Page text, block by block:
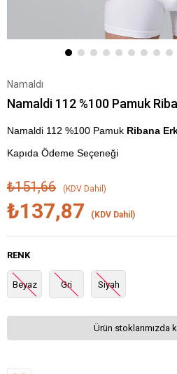
Namaldı
Namaldi 112 %100 Pamuk
Namaldi 112 %100 Pamuk Ribana
Kapıda Ödeme Seçeneği
₺151,66 (KDV Dahil)
₺137,87 (KDV Dahil)
RENK
Beyaz Gri Siyah
Ürün stoklarımızda